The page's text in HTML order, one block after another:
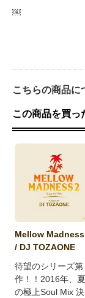
￼
こちらの商品に
この商品を買っ
Mellow
/ DJ TOZAONE
待望のシリーズ第
作！！2016年、夏
の極上Soul Mix 決